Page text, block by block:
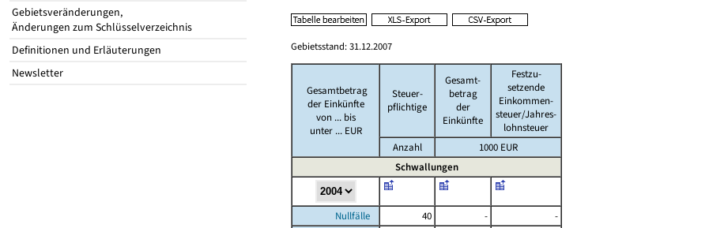
Gebietsveränderungen,
Änderungen zum Schlüsselverzeichnis
Definitionen und Erläuterungen
Newsletter
Gebietsstand: 31.12.2007
Gesamtbetrag
der Einkünfte
von ... bis
unter ... EUR
Steuer-
pflichtige
Gesamt-
betrag
der
Einkünfte
Festzu-
setzende
Einkommen-
steuer/Jahres-
lohnsteuer
Anzahl
1000 EUR
Schwallungen
Nullfälle 40 -
-